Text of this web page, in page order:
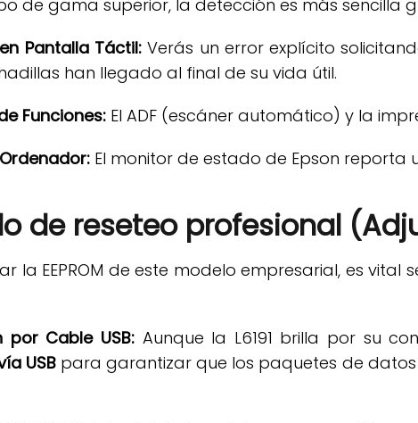
de gama superior, la detección es más sencilla
Pantalla Táctil:Verás un error explícito
han llegado al final de su vida útil.
Funciones: El ADF (escáner automático) y la
El monitor de estado de Epson reporta
de reseteo profesional
la EEPROM de este modelo empresarial, es
por Cable USB:Aunque la L6191 brilla por su
USB para garantizar que los paquetes de